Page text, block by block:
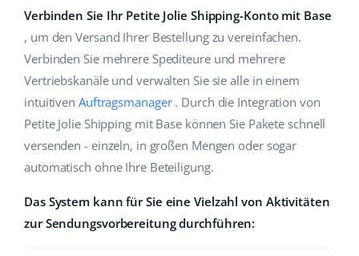
Funktionen
Marktplatz-Manager
Workflow-Automatisierung
Versandmanagement
Preisautomatisierung
KI für E-Commerce
Haus & Garten
Produkte für Kinder
Elektronik
Autoteile
Health & Beauty
Hilfe
Akademie
Marketplace Ebook
Blog
Dienstleistungen
Deutsch
english (GB)
english (IN)
čeština
deutsch
Ελληνικά
Verbinden Sie Ihr Petite Jolie Shipping-Konto mit Base
, um den Versand Ihrer Bestellung zu vereinfachen.
Verbinden Sie mehrere Spediteure und mehrere
Vertriebskanäle und verwalten Sie sie alle in einem
intuitiven Auftragsmanager. Durch die Integration von
Petite Jolie Shipping mit Base können Sie Pakete schnell
versenden - einzeln, in großen Mengen oder sogar
automatisch ohne Ihre Beteiligung.
Das System kann für Sie eine Vielzahl von Aktivitäten
zur Sendungsvorbereitung durchführen: